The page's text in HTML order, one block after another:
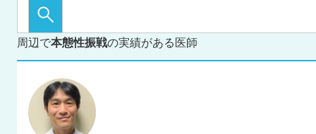
周辺で本態性振戦の実績がある医師